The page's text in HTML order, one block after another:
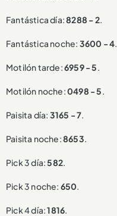
Fantástica día:8288 - 2.
Fantástica noche: 3600 - 4.
Motilón tarde:6959 - 5.
Motilón noche:0498 - 5.
Paisita día: 3165 - 7.
Paisita noche:8653.
Pick 3 día:582.
Pick 3 noche: 650.
Pick 4 día:1816.